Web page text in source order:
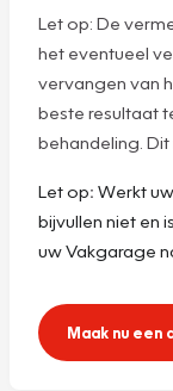
Let op: De
het eventueel
vervangen van
beste resultaat
behandeling. Dit
Let op: Werkt
bijvullen niet en
uw Vakgarage
Maak nu een